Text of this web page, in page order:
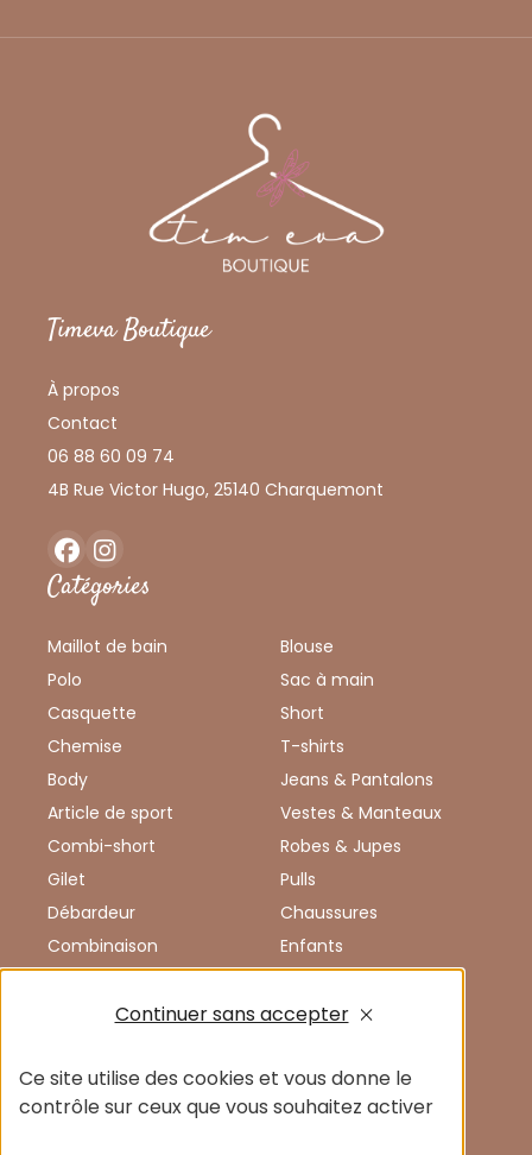
Timeva Boutique
À propos
Contact
06 88 60 09 74
4B Rue Victor Hugo, 25140 Charquemont
FacebookInstagram
Catégories
Maillot de bain
Polo
Casquette
Chemise
Body
Article de sport
Combi-short
Gilet
Débardeur
Combinaison
Chemisier
Blouse
Sac à main
Short
T-shirts
Jeans & Pantalons
Vestes & Manteaux
Robes & Jupes
Pulls
Chaussures
Enfants
Femmes
Informations
Ce site utilise des cookies et vous donne le
contrôle sur ceux que vous souhaitez activer
Continuer sans accepter